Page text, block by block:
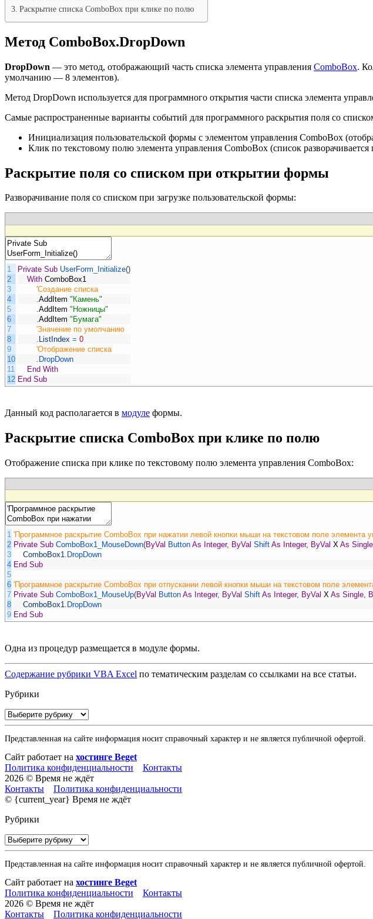
Раскрытие списка ComboBox при клике по полю
Метод ComboBox.DropDown
DropDown — это метод, отображающий часть списка элемента управления ComboBox.
умолчанию — 8 элементов).
Метод DropDown используется для программного открытия части списка элемента
Самые распространенные варианты событий для программного раскрытия поля со
Инициализация пользовательской формы с элементом управления ComboBox
Клик по текстовому полю элемента управления ComboBox (список
Раскрытие поля со списком при открытии формы
Разворачивание поля со списком при загрузке пользовательской формы:
1
2
3
4
5
6
7
8
9
10
11
12
Private Sub UserForm_Initialize()
With ComboBox1
'Создание списка
.AddItem "Камень"
.AddItem "Ножницы"
.AddItem "Бумага"
'Значение по умолчанию
. ListIndex = 0
'Отображение списка
. DropDown
End With
End Sub
Данный код располагается в модуле формы.
Раскрытие списка ComboBox при клике по полю
Отображение списка при клике по текстовому полю элемента управления ComboBox:
1
2
3
4
5
6
7
8
9
'Программное раскрытие ComboBox при нажатии левой кнопки мыши на текстовом поле элемента
Private Sub ComboBox1_MouseDown(ByVal Button As Integer, ByVal Shift As Integer, ByVal X As Single
ComboBox1 DropDown
End Sub
'Программное раскрытие ComboBox при отпускании левой кнопки мыши на текстовом поле
Private Sub ComboBox1_MouseUp(ByVal Button As Integer, ByVal Shift As Integer, ByVal X As Single
ComboBox1 DropDown
End Sub
Одна из процедур размещается в модуле формы.
Содержание рубрики VBA Excel по тематическим разделам со ссылками на все статьи.
Рубрики
Рубрики
Представленная на сайте информация носит справочный характер и не является публичной офертой.
Сайт работает на хостинге Beget
Политика конфиденциальности
Контакты
2026 © Время не ждёт
Контакты
Политика конфиденциальности
© {current_year} Время не ждёт
Рубрики
Рубрики
Представленная на сайте информация носит справочный характер и не является публичной офертой.
Сайт работает на хостинге Beget
Политика конфиденциальности
Контакты
2026 © Время не ждёт
Контакты
Политика конфиденциальности